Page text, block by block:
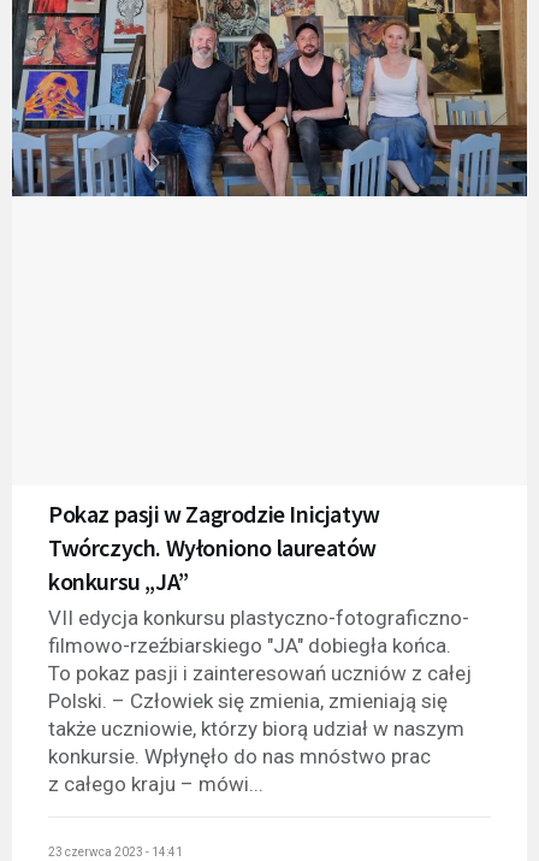
Pokaz pasji w Zagrodzie Inicjatyw
Twórczych. Wyłoniono laureatów
konkursu „JA”
VII edycja konkursu plastyczno-fotograficzno-
filmowo-rzeźbiarskiego "JA" dobiegła końca.
To pokaz pasji i zainteresowań uczniów z całej
Polski. – Człowiek się zmienia, zmieniają się
także uczniowie, którzy biorą udział w naszym
konkursie. Wpłynęło do nas mnóstwo prac
z całego kraju – mówi...
23 czerwca 2023 - 14:41